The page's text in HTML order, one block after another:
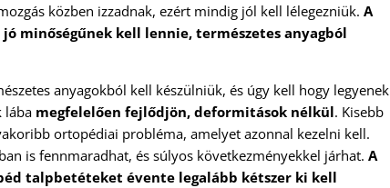
közben izzadnak, ezért mindig jól kell lélegezniük. A
minőségűnek kell lennie, természetes anyagból
anyagokból kell készülniük, és úgy kell hogy legyenek
lába megfelelően fejlődjön, deformitások nélkül. Kisebb
ortopédiai probléma, amelyet azonnal kezelni kell.
is fennmaradhat, és súlyos következményekkel járhat. A
talpbetéteket évente legalább kétszer ki kell